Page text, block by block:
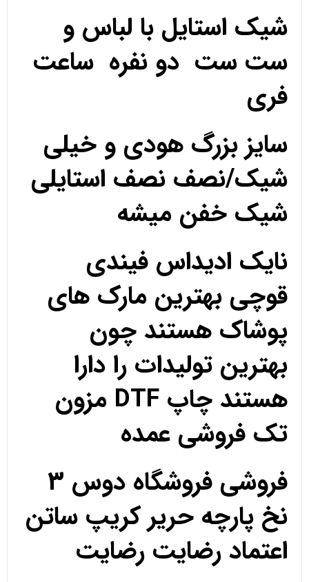
شیک استایل با لباس و
ست ست دو نفره ساعت
فری
سایز بزرگ هودی و خیلی
شیک/نصف نصف استایلی
شیک خفن میشه
نایک ادیداس فیندی
قوچی بهترین مارک های
پوشاک هستند چون
بهترین تولیدات را دارا
هستند چاپ DTF مزون
تک فروشی عمده
فروشی فروشگاه دوس 3
نخ پارچه حریر کریپ ساتن
اعتماد رضایت رضایت